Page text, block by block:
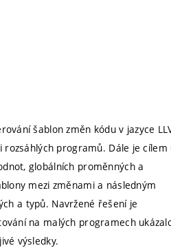
šablon změn kódu v jazyce
programů. Dále je cílem
globálních proměnných a
mezi změnami a následným
a typů. Navržené řešení je
na malých programech
výsledky.